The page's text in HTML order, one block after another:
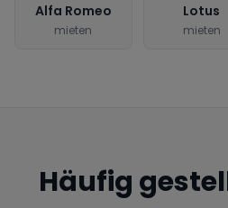
Alfa Romeo
mieten
Lotus
mieten
Häufig